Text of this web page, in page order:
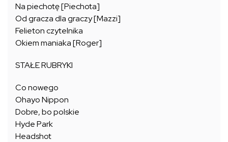
Na piechotę [Piechota]
Od gracza dla graczy [Mazzi]
Felieton czytelnika
Okiem maniaka [Roger]
STAŁE RUBRYKI
Co nowego
Ohayo Nippon
Dobre, bo polskie
Hyde Park
Headshot